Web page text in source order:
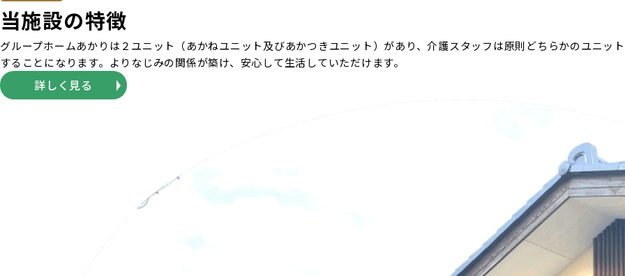
当施設の特徴
グループホームあかりは２ユニット（あかねユニット及びあかつきユニット）があり、介護スタッフは原則どちらかのユニッ
することになります。よりなじみの関係が築け、安心して生活していただけます。
詳しく見る